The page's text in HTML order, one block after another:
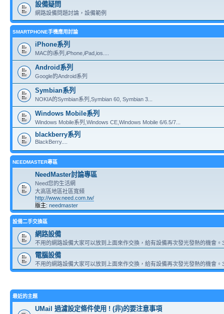
設備疑問
網路設備問題討論，設備範例
SMARTPHONE手機應用討論
iPhone系列
MAC的i系列,iPhone,iPad,ios....
Android系列
Google的Android系列
Symbian系列
NOKIA的Symbian系列,Symbian 60, Symbian 3...
Windows Mobile系列
Windows Mobile系列,Windows CE,Windows Mobile 6/6.5/7...
blackberry系列
BlackBerry....
NEEDMASTER專區
NeedMaster討論專區
Need您的生活網
大高區地區社區寬頻
http://www.need.com.tw/
版主: needmaster
設備二手交換區
網路設備
不用的網路設備大家可以放到上面來作交換，給有設備再次發光發熱的機會。
電腦設備
不用的網路設備大家可以放到上面來作交換，給有設備再次發光發熱的機會。
最近的主題
UMail 過濾設定條件使用 ! (非)的要注意事項